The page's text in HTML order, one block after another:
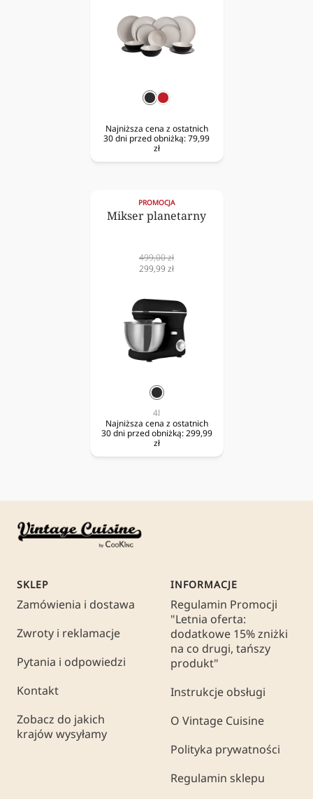
czarnyczerwony
Najniższa cena z ostatnich
30 dni przed obniżką:79,99
zł
PROMOCJA
Mikser planetarny
Cena
normalna
499,00 zł
Cena
299,99 zł
czarny
4l
Najniższa cena z ostatnich
30 dni przed obniżką: 299,99
zł
SKLEP
Zamówienia i dostawa
Zwroty i reklamacje
Pytania i odpowiedzi
Kontakt
Zobacz do jakich
krajów wysyłamy
INFORMACJE
Regulamin Promocji
"Letnia oferta:
dodatkowe 15% zniżki
na co drugi, tańszy
produkt"
Instrukcje obsługi
O Vintage Cuisine
Polityka prywatności
Regulamin sklepu